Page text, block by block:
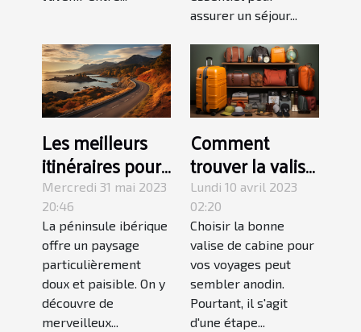
assurer un séjour...
Les meilleurs
itinéraires pour
explorer
l'Espagne en
road trip
Mercredi 31 mai 2023
20:46
La péninsule ibérique
offre un paysage
particulièrement
doux et paisible. On y
découvre de
merveilleux...
Comment
trouver la valise
de cabine
parfaite pour
répondre à vos
besoins de
voyage ?
Lundi 10 avril 2023
02:20
Choisir la bonne
valise de cabine pour
vos voyages peut
sembler anodin.
Pourtant, il s'agit
d'une étape...